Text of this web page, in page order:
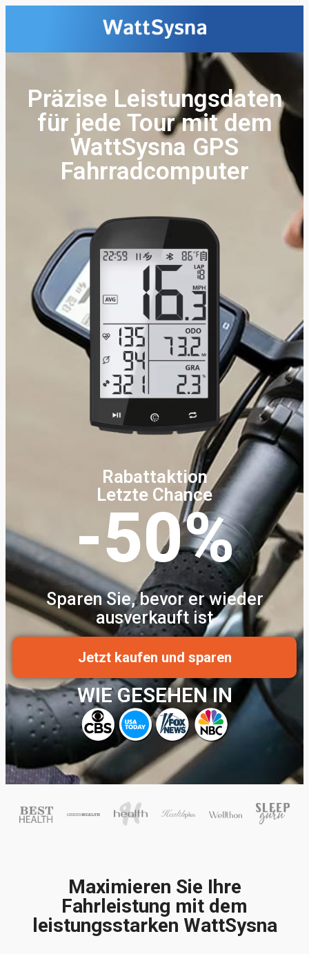
Präzise Leistungsdaten
für jede Tour mit dem
WattSysna GPS
Fahrradcomputer
Rabattaktion
Letzte Chance
-50%
Sparen Sie, bevor er wieder
ausverkauft ist
Jetzt kaufen und sparen
WIE GESEHEN IN
Maximieren Sie Ihre
Fahrleistung mit dem
leistungsstarken WattSysna